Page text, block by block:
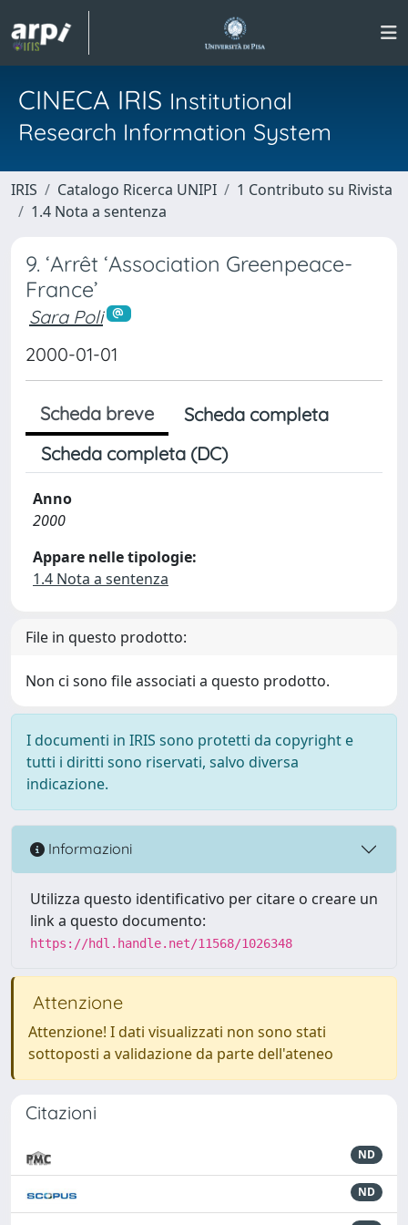
CINECA IRIS Institutional
Research Information System
IRIS Catalogo Ricerca UNIPI
1 Contributo su Rivista
1.4 Nota a sentenza
9. ‘Arrêt ‘Association Greenpeace-
France’
Sara Poli
2000-01-01
Scheda breve
Scheda completa
Scheda completa (DC)
Anno
2000
Appare nelle tipologie:
1.4 Nota a sentenza
File in questo prodotto:
Non ci sono file associati a questo prodotto.
I documenti in IRIS sono protetti da copyright e
tutti i diritti sono riservati, salvo diversa
indicazione.
Informazioni
Utilizza questo identificativo per citare o creare un
link a questo documento:
https://hdl.handle.net/11568/1026348
Attenzione
Attenzione! I dati visualizzati non sono stati
sottoposti a validazione da parte dell'ateneo
Citazioni
ND
ND